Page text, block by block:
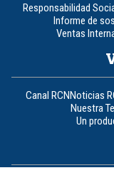
Responsabilidad
Informe de
Ventas
Canal RCNNoticias
Nuestra
Un